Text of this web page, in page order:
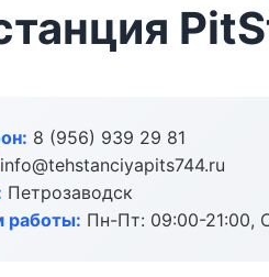
8 (956) 939 29 81
info@tehstanciyapits744.ru
Петрозаводск
работы: Пн-Пт: 09:00-21:00,